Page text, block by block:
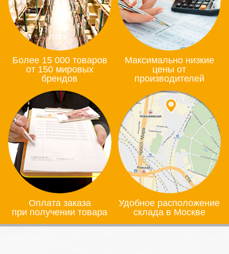
Более 15 000 товаров
от 150 мировых
брендов
Максимально низкие
цены от
производителей
Оплата заказа
при получении товара
Удобное расположение
склада в Москве